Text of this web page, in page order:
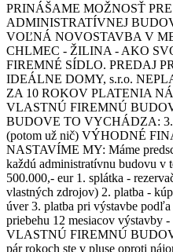
PRINÁŠAME MOŽNOSŤ
ADMINISTRATÍVNEJ
VOĽNÁ NOVOSTAVBA V
CHLMEC - ŽILINA - AKO
FIREMNÉ SÍDLO. PREDAJ
IDEÁLNE DOMY, s.r.o.
ZA 10 ROKOV PLATENIA
VLASTNÚ FIREMNÚ
BUDOVE TO VYCHÁDZA:
(potom už nič) VÝHODNÉ
NASTAVÍME MY: Máme
každú administratívnu budovu v
500.000,- eur 1. splátka -
vlastných zdrojov) 2. platba -
úver 3. platba pri výstavbe
priebehu 12 mesiacov výstavby
VLASTNÚ FIREMNÚ
pár rokoch ste v pluse oproti